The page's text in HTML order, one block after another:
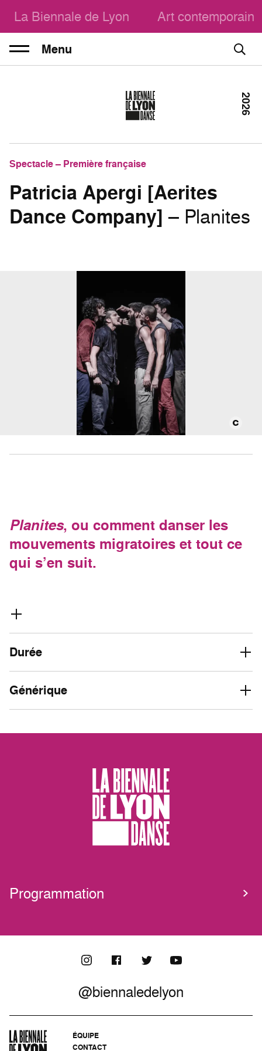
La Biennale de Lyon Art contemporain
Menu
Spectacle – Première française
Patricia Apergi [Aerites
Dance Company] – Planites
2026
Planites, ou comment danser les
mouvements migratoires et tout ce
qui s’en suit.
Durée
Générique
Programmation
@biennaledelyon
ÉQUIPE
CONTACT